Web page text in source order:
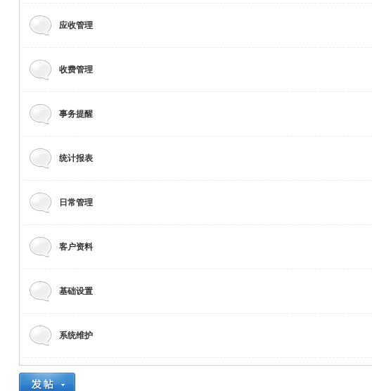
应收管理
收费管理
事务提醒
统计报表
日常管理
客户资料
基础设置
系统维护